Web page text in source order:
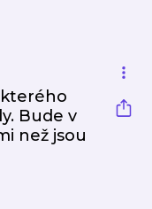
Bude v
než jsou